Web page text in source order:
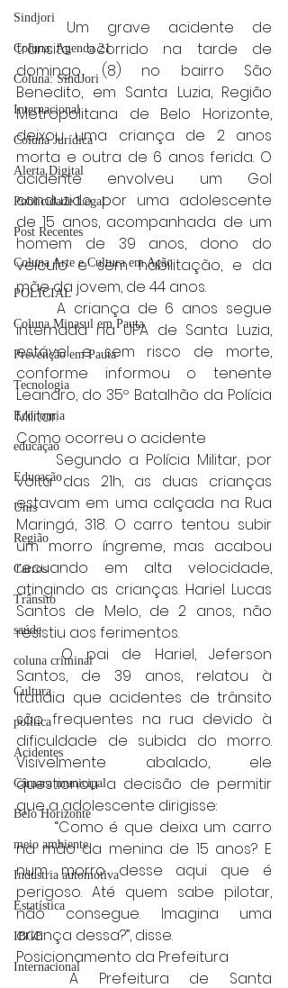
Sindjori
Coluna: Agenda 21
Coluna: SindJori
Internacional
Coluna Jurídica
Alerta Digital
Publicidade Legal
Post Recentes
Coluna Arte e Cultura em Ação
POLICIAL
Coluna Minasul em Pauta
Prevenção em Pauta
Tecnologia
Economia
educaçao
Educação
Unis
Região
Carros
Trânsito
saúde
coluna criminal
Cultura
politica
Acidentes
Câmara municipal
Belo Horizonte
meio ambiente
Industria automotiva
Estatística
IBGE
Internacional
	Um grave acidente de
trânsito ocorrido na tarde de
domingo (8) no bairro São
Benedito, em Santa Luzia, Região
Metropolitana de Belo Horizonte,
deixou uma criança de 2 anos
morta e outra de 6 anos ferida. O
acidente envolveu um Gol
conduzido por uma adolescente
de 15 anos, acompanhada de um
homem de 39 anos, dono do
veículo e sem habilitação, e da
mãe da jovem, de 44 anos.
internada na UPA de Santa Luzia,
estável e sem risco de morte,
conforme informou o tenente
Leandro, do 35º Batalhão da Polícia
Militar.
Como ocorreu o acidente
	Segundo a Polícia Militar, por
volta das 21h, as duas crianças
estavam em uma calçada na Rua
Maringá, 318. O carro tentou subir
um morro íngreme, mas acabou
recuando em alta velocidade,
atingindo as crianças. Hariel Lucas
Santos de Melo, de 2 anos, não
resistiu aos ferimentos.
	O pai de Hariel, Jeferson
Santos, de 39 anos, relatou à
Itatiaia que acidentes de trânsito
são frequentes na rua devido à
dificuldade de subida do morro.
Visivelmente abalado, ele
questionou a decisão de permitir
que a adolescente dirigisse:
na mão da menina de 15 anos? E
num morro desse aqui que é
perigoso. Até quem sabe pilotar,
não consegue. Imagina uma
criança dessa?”, disse.
Posicionamento da Prefeitura